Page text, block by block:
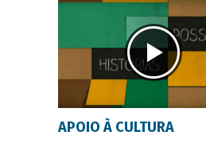
APOIO À CULTURA